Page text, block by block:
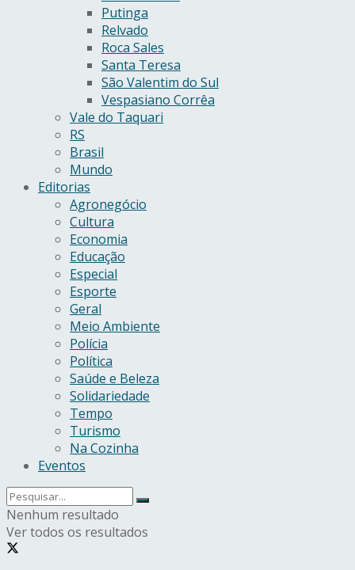
Putinga
Relvado
Roca Sales
Santa Teresa
São Valentim do Sul
Vespasiano Corrêa
Vale do Taquari
RS
Brasil
Mundo
Editorias
Agronegócio
Cultura
Economia
Educação
Especial
Esporte
Geral
Meio Ambiente
Polícia
Política
Saúde e Beleza
Solidariedade
Tempo
Turismo
Na Cozinha
Eventos
Nenhum resultado
Ver todos os resultados